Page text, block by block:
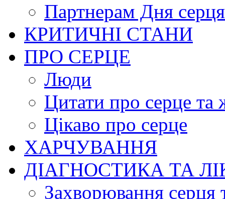
Партнерам Дня серця
КРИТИЧНІ СТАНИ
ПРО СЕРЦЕ
Люди
Цитати про серце та
Цікаво про серце
ХАРЧУВАННЯ
ДІАГНОСТИКА ТА
Захворювання серця